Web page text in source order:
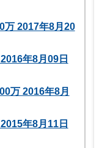
万 2017年8月20
年8月09日
万 2016年8月
年8月11日